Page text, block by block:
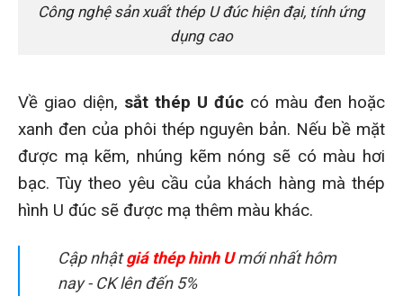
Công nghệ sản xuất thép U đúc hiện đại, tính ứng
dụng cao
Về giao diện, sắt thép U đúc có màu đen hoặc
xanh đen của phôi thép nguyên bản. Nếu bề mặt
được mạ kẽm, nhúng kẽm nóng sẽ có màu hơi
bạc. Tùy theo yêu cầu của khách hàng mà thép
hình U đúc sẽ được mạ thêm màu khác.
Cập nhậtgiá thép hình Umới nhất hôm
nay - CK lên đến 5%